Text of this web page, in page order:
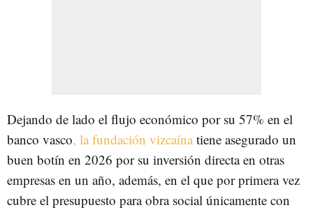
Dejando de lado el flujo económico por su 57% en el
banco vasco, la fundación vizcaínatiene asegurado un
buen botín en 2026 por su inversión directa en otras
empresas en un año, además, en el que por primera vez
cubre el presupuesto para obra social únicamente con